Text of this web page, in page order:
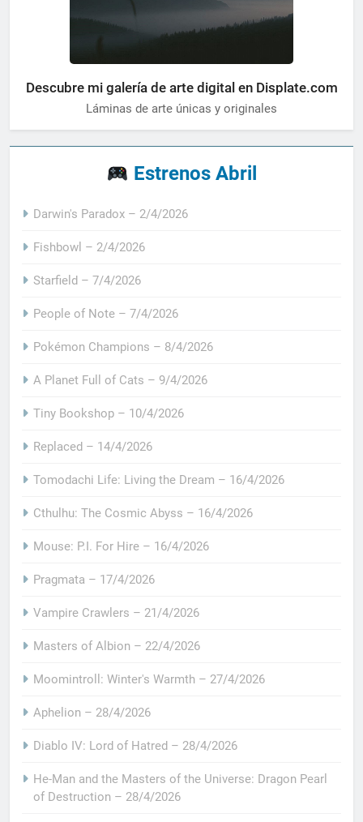
Descubre mi galería de arte digital en Displate.com
Láminas de arte únicas y originales
Estrenos Abril
Darwin's Paradox – 2/4/2026
Fishbowl – 2/4/2026
Starfield – 7/4/2026
People of Note – 7/4/2026
Pokémon Champions – 8/4/2026
A Planet Full of Cats – 9/4/2026
Tiny Bookshop – 10/4/2026
Replaced – 14/4/2026
Tomodachi Life: Living the Dream – 16/4/2026
Cthulhu: The Cosmic Abyss – 16/4/2026
Mouse: P.I. For Hire – 16/4/2026
Pragmata – 17/4/2026
Vampire Crawlers – 21/4/2026
Masters of Albion – 22/4/2026
Moomintroll: Winter's Warmth – 27/4/2026
Aphelion – 28/4/2026
Diablo IV: Lord of Hatred – 28/4/2026
He-Man and the Masters of the Universe: Dragon Pearl
of Destruction – 28/4/2026